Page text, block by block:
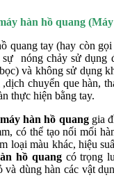
hàn hồ quang
quang tay (hay còn gọi
nóng chảy sử dụng
và không sử dụng
chuyển que hàn,
thực hiện bằng tay.
máy hàn hồ quanggia
có thể tạo nối mối
loại màu khác, hiệu
hồ quangcó trọng
và dùng hàn các vật